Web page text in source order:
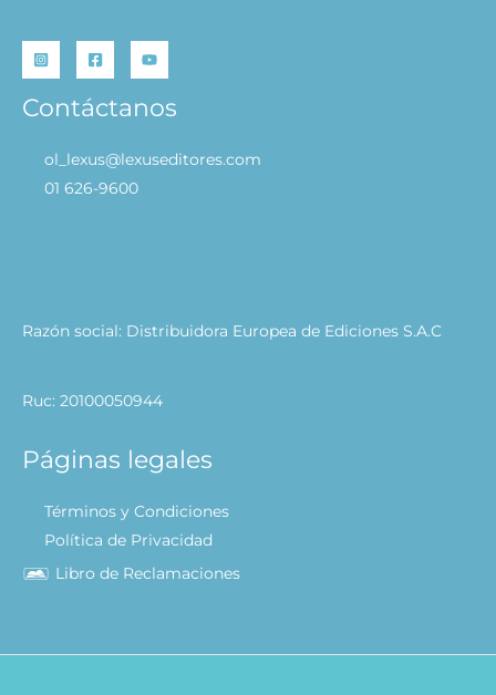
Contáctanos
ol_lexus@lexuseditores.com
01 626-9600
Razón social: Distribuidora Europea de Ediciones S.A.C
Ruc: 20100050944
Páginas legales
Términos y Condiciones
Política de Privacidad
Libro de Reclamaciones